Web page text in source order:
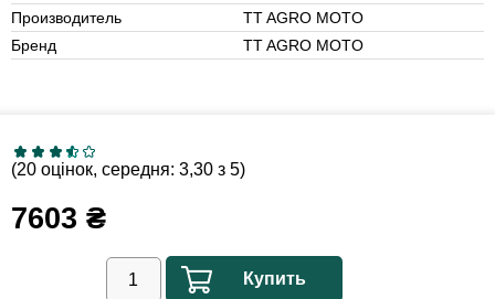
Производитель
TT AGRO MOTO
Бренд
TT AGRO MOTO
(20 оцінок, середня: 3,30 з 5)
7603 ₴
Купить